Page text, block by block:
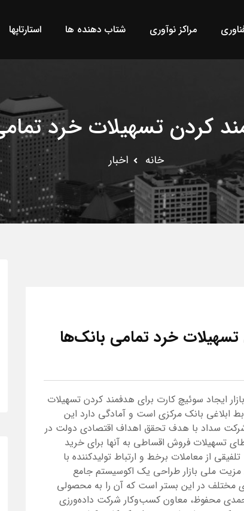
مراکز نوآوری شتاب دهنده ها استارتاپها
کردن تسهیلات خرد
خانه اخبار
خرد تمامی بانک‌ها
ایجاد سوئیچ کارت برای هدفمند کردن تسهیلات
ابلاغی بانک مرکزی است و آمادگی دارد این
سداد با هدف تحقق اهداف اقتصادی دولت در
تسهیلات فروش اقساطی به آنها برای خرید
از معاملات برخط و ارتباط تولیدکننده با
ملی بازار طراحی یک اکوسیستم جامع
مختلف در این بستر است که آن را به محصولی
محفوظ، معاون کسب‌وکار شرکت داده‌ورزی